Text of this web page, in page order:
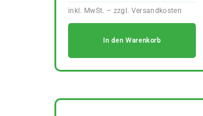
In den Warenkorb